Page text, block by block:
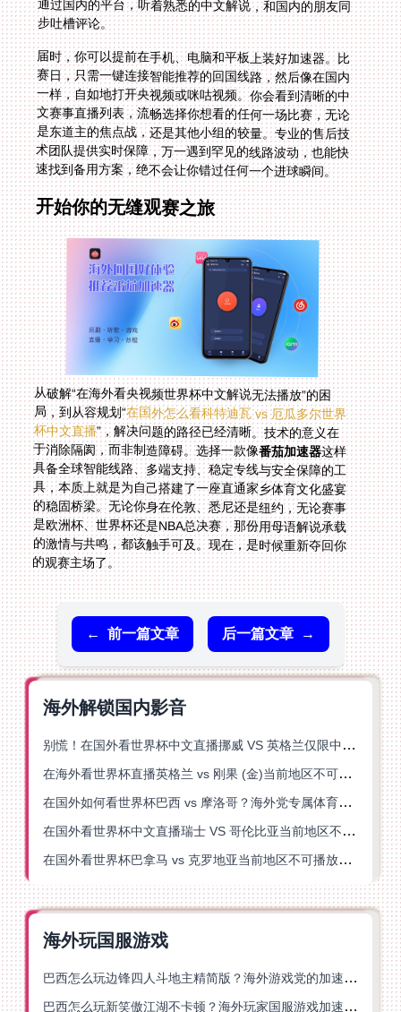
步吐槽评论。
届时，你可以提前在手机、电脑和平板上装好加速器。比
赛日，只需一键连接智能推荐的回国线路，然后像在国内
一样，自如地打开央视频或咪咕视频。你会看到清晰的中
文赛事直播列表，流畅选择你想看的任何一场比赛，无论
是东道主的焦点战，还是其他小组的较量。专业的售后技
术团队提供实时保障，万一遇到罕见的线路波动，也能快
速找到备用方案，绝不会让你错过任何一个进球瞬间。
开始你的无缝观赛之旅
从破解“在海外看央视频世界杯中文解说无法播放”的困
局，到从容规划“在国外怎么看科特迪瓦 vs 厄瓜多尔世界
杯中文直播”，解决问题的路径已经清晰。技术的意义在
于消除隔阂，而非制造障碍。选择一款像番茄加速器这样
具备全球智能线路、多端支持、稳定专线与安全保障的工
具，本质上就是为自己搭建了一座直通家乡体育文化盛宴
的稳固桥梁。无论你身在伦敦、悉尼还是纽约，无论赛事
是欧洲杯、世界杯还是NBA总决赛，那份用母语解说承载
的激情与共鸣，都该触手可及。现在，是时候重新夺回你
的观赛主场了。
← 前一篇文章 后一篇文章 →
海外解锁国内影音
别慌！在国外看世界杯中文直播挪威 VS 英格兰仅限中国大陆？这篇指南帮你搞定
在海外看世界杯直播英格兰 vs 刚果 (金)当前地区不可播放？这篇指南帮你突破所有限制
在国外如何看世界杯巴西 vs 摩洛哥？海外党专属体育观赛指南来了
在国外看世界杯中文直播瑞士 VS 哥伦比亚当前地区不可播放？这篇指南帮你搞定
在国外看世界杯巴拿马 vs 克罗地亚当前地区不可播放？这篇指南帮你轻松解决海外体育直播难题
海外玩国服游戏
巴西怎么玩边锋四人斗地主精简版？海外游戏党的加速器终极选择
巴西怎么玩新笑傲江湖不卡顿？海外玩家国服游戏加速终极指南（附猫和老鼠一梦江湖实测）